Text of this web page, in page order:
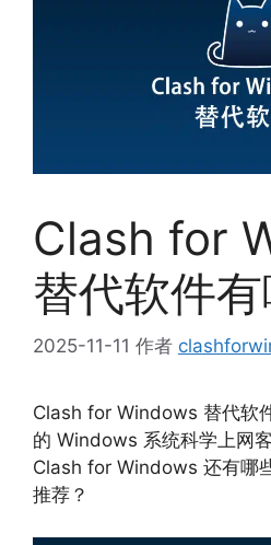
Clash for
替代软件有
2025-11-11 作者
Clash for Windows 替代软
的 Windows 系统科学上网
Clash for Windows 还有哪
推荐？